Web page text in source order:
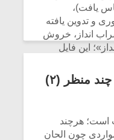
یافت)،
و تدوین یافته
انداز، خروش
این فایل
منظر (۲)
است؛ هرچند
چون الحانِ